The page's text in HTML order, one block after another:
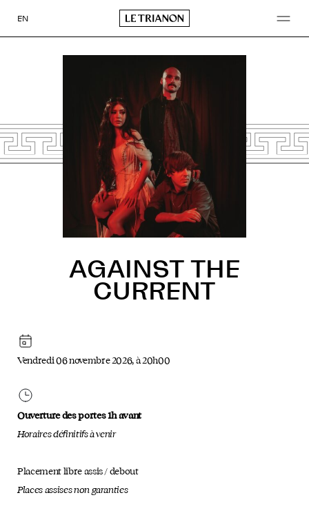
auEN
AGAINST THE
CURRENT
Vendredi 06 novembre 2026, à 20h00
Ouverture des portes 1h avant
Horaires définitifs à venir
Placement libre assis / debout
Places assises non garanties